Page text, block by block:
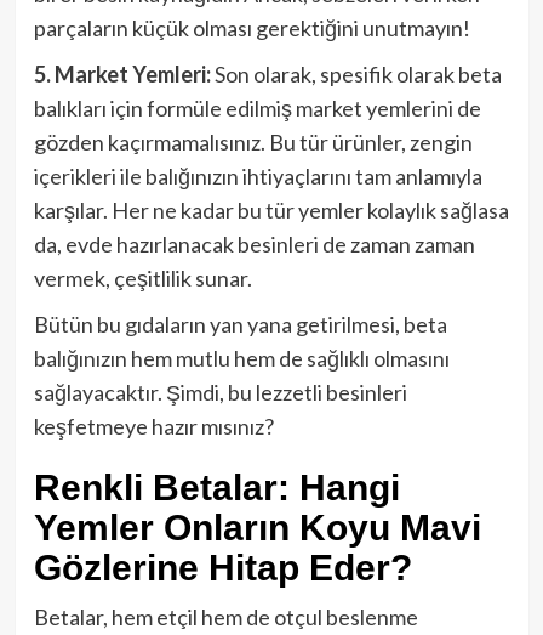
parçaların küçük olması gerektiğini unutmayın!
5. Market Yemleri:Son olarak, spesifik olarak beta
balıkları için formüle edilmiş market yemlerini de
gözden kaçırmamalısınız. Bu tür ürünler, zengin
içerikleri ile balığınızın ihtiyaçlarını tam anlamıyla
karşılar. Her ne kadar bu tür yemler kolaylık sağlasa
da, evde hazırlanacak besinleri de zaman zaman
vermek, çeşitlilik sunar.
Bütün bu gıdaların yan yana getirilmesi, beta
balığınızın hem mutlu hem de sağlıklı olmasını
sağlayacaktır. Şimdi, bu lezzetli besinleri
keşfetmeye hazır mısınız?
Renkli Betalar: Hangi
Yemler Onların Koyu Mavi
Gözlerine Hitap Eder?
Betalar, hem etçil hem de otçul beslenme